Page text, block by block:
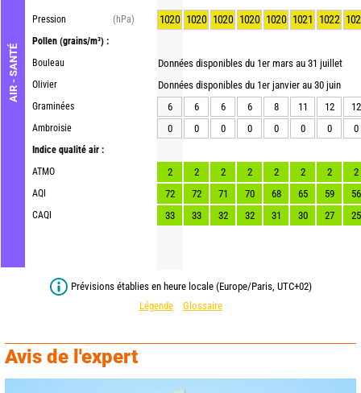
AIR - SANTÉ
Pression
(hPa)
Pollen (grains/m³) :
Bouleau
Olivier
Graminées
Ambroisie
Indice qualité air :
ATMO
AQI
CAQI
1020 1020 1020 1020 1020 1021 1022
Données disponibles du 1er mars au 31 juillet
Données disponibles du 1er janvier au 30 juin
6
6 6 6 8 11 12
12
0
0 0 0 0 0 0 0
2 2 2 2 2 2 2
2
72
72 71 70 68 65 59
56
33
33 32 32 31 30 27 25
Prévisions établies en heure locale (Europe/Paris, UTC+02)
Légende
Glossaire
Avis de l'expert